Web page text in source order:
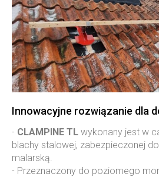
Innowacyjne rozwiązanie dla
- CLAMPINE TL wykonany jest w
blachy stalowej, zabezpieczonej
malarską.
- Przeznaczony do poziomego